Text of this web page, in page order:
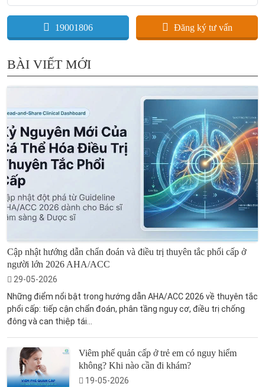
19001806 Đăng ký tư vấn
BÀI VIẾT MỚI
Cập nhật hướng dẫn chẩn đoán và điều trị thuyên tắc phổi cấp ở
người lớn 2026 AHA/ACC
29-05-2026
Những điểm nổi bật trong hướng dẫn AHA/ACC 2026 về thuyên tắc
phổi cấp: tiếp cận chẩn đoán, phân tầng nguy cơ, điều trị chống
đông và can thiệp tái...
Viêm phế quản cấp ở trẻ em có nguy hiểm
không? Khi nào cần đi khám?
19-05-2026